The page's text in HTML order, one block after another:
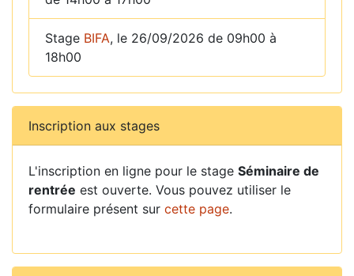
Stage BIFA, le 26/09/2026 de 09h00 à
18h00
Inscription aux stages
L'inscription en ligne pour le stage Séminaire de
rentrée est ouverte. Vous pouvez utiliser le
formulaire présent sur cette page.